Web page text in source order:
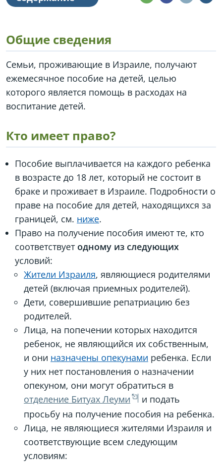
Общие сведения
Семьи, проживающие в Израиле, получают
ежемесячное пособие на детей, целью
которого является помощь в расходах на
воспитание детей.
Кто имеет право?
Пособие выплачивается на каждого ребенка
в возрасте до 18 лет, который не состоит в
браке и проживает в Израиле. Подробности о
праве на пособие для детей, находящихся за
границей, см. ниже.
Право на получение пособия имеют те, кто
соответствует одному из следующих
условий:
Жители Израиля, являющиеся родителями
детей (включая приемных родителей).
Дети, совершившие репатриацию без
родителей.
Лица, на попечении которых находится
ребенок, не являющийся их собственным,
и они назначены опекунами ребенка. Если
у них нет постановления о назначении
опекуном, они могут обратиться в
отделение Битуах Леуми
и подать
просьбу на получение пособия на ребенка.
Лица, не являющиеся жителями Израиля и
соответствующие всем следующим
условиям: